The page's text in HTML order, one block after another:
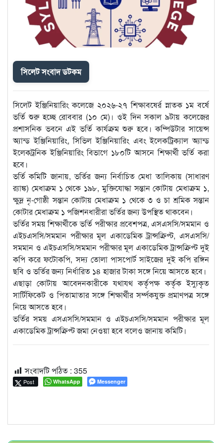
সিলেট সংবাদ ডটকম
সিলেট ইঞ্জিনিয়ারিং কলেজে ২০২৬-২৭ শিক্ষাবষের্র স্নাতক ১ম বর্ষে
ভর্তি শুরু হচ্ছে রোববার (১০ মে)। ওই দিন সকাল ৯টায় কলেজের
প্রশাসনিক ভবনে এই ভর্তি কার্যক্রম শুরু হবে। কম্পিউটার সায়েন্স
অ্যান্ড ইঞ্জিনিয়ারিং, সিভিল ইঞ্জিনিয়ারিং এবং ইলেকট্রিক্যাল অ্যান্ড
ইলেকট্রনিক ইঞ্জিনিয়ারিং বিভাগে ১৮০টি আসনে শিক্ষার্থী ভর্তি করা
হবে।
ভর্তি কমিটি জানায়, ভর্তির জন্য নির্বাচিত মেধা তালিকায় (সাধারণ
র‌্যাঙ্ক) মেধাক্রম ১ থেকে ১৯৮, মুক্তিযোদ্ধা সন্তান কোটায় মেধাক্রম ১,
ক্ষুদ্র নৃ-গোষ্ঠী সন্তান কোটায় মেধাক্রম ১ থেকে ৩ ও চা শ্রমিক সন্তান
কোটার মেধাক্রম ১ পজিশনধারীরা ভর্তির জন্য উপস্থিত থাকবেন।
ভর্তির সময় শিক্ষার্থীকে ভর্তি পরীক্ষার প্রবেশপত্র, এসএসসি/সমমান ও
এইচএসসি/সমমান পরীক্ষার মূল একাডেমিক ট্রান্সক্রিপ্ট, এসএসসি/
সমমান ও এইচএসসি/সমমান পরীক্ষার মূল একাডেমিক ট্রান্সক্রিপ্ট দুই
কপি করে ফটোকপি, সদ্য তোলা পাসপোর্ট সাইজের দুই কপি রঙ্গিন
ছবি ও ভর্তির জন্য নির্ধারিত ১৪ হাজার টাকা সঙ্গে নিয়ে আসতে হবে।
এছাড়া কোটায় আবেদনকারীকে যথাযথ কর্তৃপক্ষ কর্তৃক ইস্যুকৃত
সার্টিফিকেট ও পিতামাতার সঙ্গে শিক্ষার্থীর সর্ম্পকযুক্ত প্রমাণপত্র সঙ্গে
নিয়ে আসতে হবে।
ভর্তির সময় এসএসসি/সমমান ও এইচএসসি/সমমান পরীক্ষার মূল
একাডেমিক ট্রান্সক্রিপ্ট জমা নেওয়া হবে বলেও জানায় কমিটি।
সংবাদটি পঠিত : 355
Post WhatsApp Messenger